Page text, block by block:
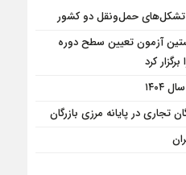
تشکل‌‌های حمل‌ونقل دو کشور
آزمون تعیین سطح دوره
کرد
تجاری در پایانه مرزی بازرگان